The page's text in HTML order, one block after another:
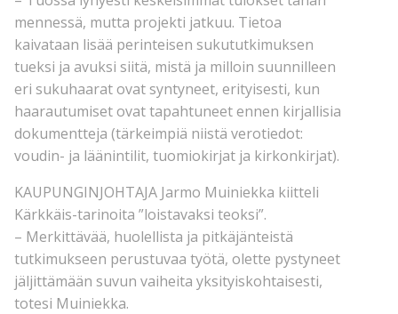
mennessä, mutta projekti jatkuu. Tietoa
kaivataan lisää perinteisen sukututkimuksen
tueksi ja avuksi siitä, mistä ja milloin suunnilleen
eri sukuhaarat ovat syntyneet, erityisesti, kun
haarautumiset ovat tapahtuneet ennen kirjallisia
dokumentteja (tärkeimpiä niistä verotiedot:
voudin- ja läänintilit, tuomiokirjat ja kirkonkirjat).
KAUPUNGINJOHTAJA Jarmo Muiniekka kiitteli
Kärkkäis-tarinoita ”loistavaksi teoksi”.
– Merkittävää, huolellista ja pitkäjänteistä
tutkimukseen perustuvaa työtä, olette pystyneet
jäljittämään suvun vaiheita yksityiskohtaisesti,
totesi Muiniekka.